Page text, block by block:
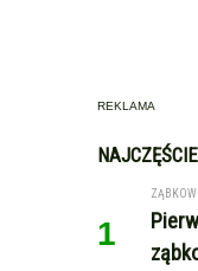
REKLAMA
1